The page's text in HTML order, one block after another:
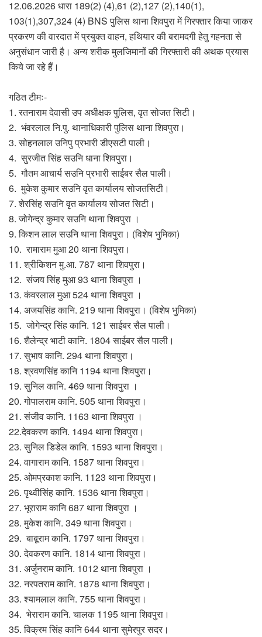
12.06.2026 धारा 189(2) (4),61 (2),127 (2),140(1),
103(1),307,324 (4) BNS पुलिस थाना शिवपुरा में गिरफ्तार किया जाकर
प्रकरण की वारदात में प्रयुक्त वाहन, हथियार की बरामदगी हेतु गहनता से
अनुसंधान जारी है। अन्य शरीक मुलजिमानों की गिरफ्तारी की अथक प्रयास
किये जा रहे हैं।
गठित टीमः-
1. रतनाराम देवासी उप अधीक्षक पुलिस, वृत सोजत सिटी।
2. भंवरलाल नि.पु. थानाधिकारी पुलिस थाना शिवपुरा।
3. सोहनलाल उनिपु प्रभारी डीएसटी पाली।
4. सुरजीत सिंह सउनि धाना शिवपुरा।
5. गौतम आचार्य सउनि प्रभारी साईबर सैल पाली।
6. मुकेश कुमार सउनि वृत कार्यालय सोजतसिटी।
7. शेरसिंह सउनि वृत कार्यालय सोजत सिटी।
8. जोगेन्द्र कुमार सउनि थाना शिवपुरा ।
9. किशन लाल सउनि थाना शिवपुरा। (विशेष भुमिका)
10. रामाराम मुआ 20 थाना शिवपुरा।
11. श्रीकिशन मु.आ. 787 थाना शिवपुरा।
12. संजय सिंह मुआ 93 थाना शिवपुरा ।
13. कंवरलाल मुआ 524 थाना शिवपुरा ।
14. अजयसिंह कानि. 219 थाना शिवपुरा। (विशेष भुमिका)
15. जोगेन्द्र सिंह कानि. 121 साईबर सैल पाली।
16. शैलेन्द्र भाटी कानि. 1804 साईबर सैल पाली।
17. सुभाष कानि. 294 थाना शिवपुरा।
18. श्रवणसिंह कानि 1194 थाना शिवपुरा।
19. सुनिल कानि. 469 थाना शिवपुरा ।
20. गोपालराम कानि. 505 थाना शिवपुरा।
21. संजीव कानि. 1163 थाना शिवपुरा ।
22.देवकरण कानि. 1494 थाना शिवपुरा।
23. सुनिल डिडेल कानि. 1593 थाना शिवपुरा।
24. वागाराम कानि. 1587 थाना शिवपुरा।
25. ओमप्रकाश कानि. 1123 थाना शिवपुरा।
26. पृथ्वीसिंह कानि. 1536 थाना शिवपुरा।
27. भूराराम कानि 687 थाना शिवपुरा ।
28. मुकेश कानि. 349 थाना शिवपुरा।
29. बाबूराम कानि. 1797 थाना शिवपुरा।
30. देवकरण कानि. 1814 थाना शिवपुरा।
31. अर्जुनराम कानि. 1012 थाना शिवपुरा ।
32. नरपतराम कानि. 1878 थाना शिवपुरा।
33. श्यामलाल कानि. 755 थाना शिवपुरा।
34. भेराराम कानि. चालक 1195 थाना शिवपुरा।
35. विक्रम सिंह कानि 644 थाना सुमेरपुर सदर।